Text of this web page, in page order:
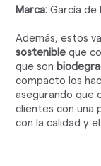
Marca: García de
Además, estos
sostenible que
que son
compacto los
asegurando que
clientes con una
con la calidad y